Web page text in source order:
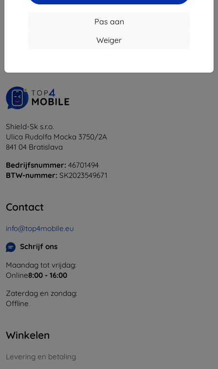
Pas aan
Weiger
Shield-Sk s.r.o.
Ulica Rudolfa Mocka 3750/2A
841 04 Bratislava
Bedrijfsnummer: 46701494
BTW-nummer: SK2023549671
Contact
info@top4mobile.eu
Schrijf ons
Maandag tot vrijdag:
Online8:00 - 16:00
Zaterdag en zondag:
Offline
Winkelen
Levering en betaling